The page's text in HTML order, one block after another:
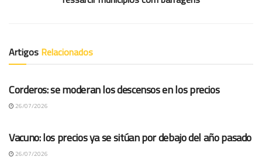
Artigos Relacionados
COTAÇÕES ES
Corderos: se moderan los descensos en los precios
26/07/2026
Vacuno: los precios ya se sitúan por debajo del año pasado
26/07/2026